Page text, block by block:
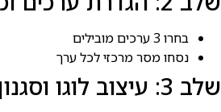
בחרו 3 ערכים מובילים
נסחו מסר מרכזי לכל ערך
שלב 3: עיצוב לוגו וסגנון גרפי